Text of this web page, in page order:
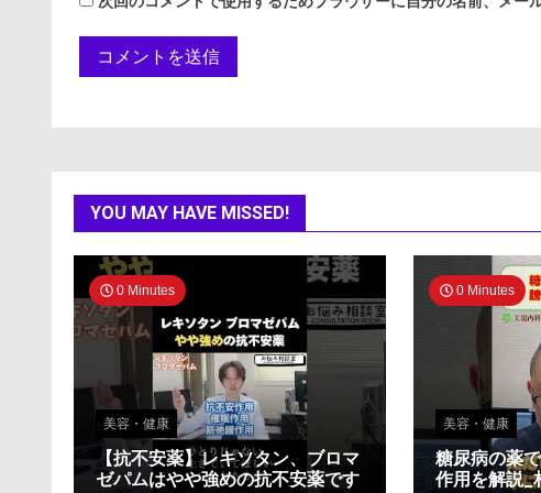
YOU MAY HAVE MISSED!
0 Minutes
美容・健康
【抗不安薬】レキソタン、ブロマ
ゼパムはやや強めの抗不安薬です
0 Minutes
美容・健康
糖尿病の薬
作用を解説_